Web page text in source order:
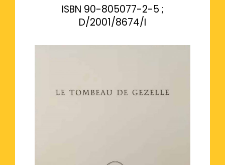
ISBN 90-805077-2-5 ;
D/2001/8674/I